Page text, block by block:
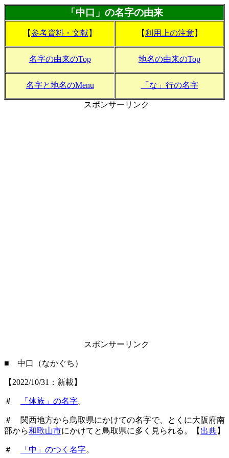
「中口」の名字の由来
【参考資料・文献】 【利用上の注意】
名字の由来のTop 地名の由来のTop
名字と地名のMenu 「な」行の名字
スポンサーリンク
スポンサーリンク
■ 中口（なかぐち）
【2022/10/31：新載】
＃ 「体族」の名字。
＃ 関西地方から鳥取県にかけての名字で、とくに大阪府南
部から和歌山市にかけてと鳥取県に多く見られる。【 出典】
＃ 「中」のつく名字。